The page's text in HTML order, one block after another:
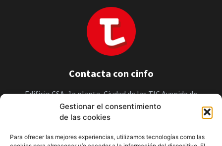
Gestionar el consentimiento
de las cookies
Para ofrecer las mejores experiencias, utilizamos tecnologías como las
Contacta con cinfo
Edificio CSA, 1a planta, Ciudad de las TIC Avenida de
Pedralonga, 32 15009 A Coruña
+34 881896975
Contacta con nosotros